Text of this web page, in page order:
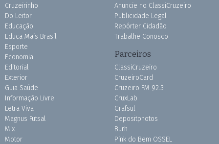
Cruzeirinho
Do Leitor
Educação
Educa Mais Brasil
Esporte
Economia
Editorial
Exterior
Guia Saúde
Informação Livre
Letra Viva
Magnus Futsal
Mix
Motor
Anuncie no ClassiCruzeiro
Publicidade Legal
Repórter Cidadão
Trabalhe Conosco
Parceiros
ClassiCruzeiro
CruzeiroCard
Cruzeiro FM 92.3
CruxLab
Grafsul
Depositphotos
Burh
Pink do Bem OSSEL